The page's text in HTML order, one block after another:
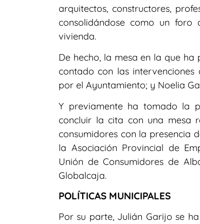
arquitectos, constructores,
consolidándose como un
vivienda.
De hecho, la mesa en la que
contado con las
por el Ayuntamiento; y Noelia
Y previamente ha tomado la
concluir la cita con una mesa
consumidores con la presencia
la Asociación Provincial de
Unión de Consumidores de
Globalcaja.
POLÍTICAS MUNICIPALES
Por su parte, Julián Garijo se